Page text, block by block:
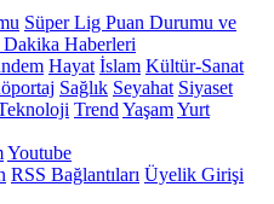
Süper Lig Puan Durumu ve
Dakika Haberleri
Hayat İslam Kültür-Sanat
Sağlık Seyahat Siyaset
Trend YaşamYurt
Youtube
RSS Bağlantıları Üyelik Girişi